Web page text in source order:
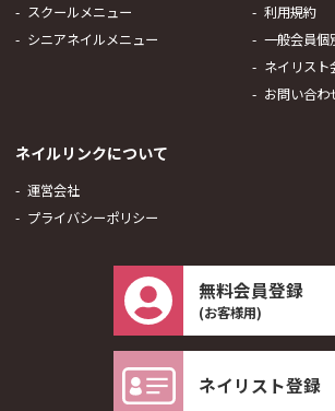
スクールメニュー
シニアネイルメニュー
利用規約
一般会員個
ネイリスト
お問い合わ
ネイルリンクについて
運営会社
プライバシーポリシー
無料会員登録
(お客様用)
ネイリスト登録